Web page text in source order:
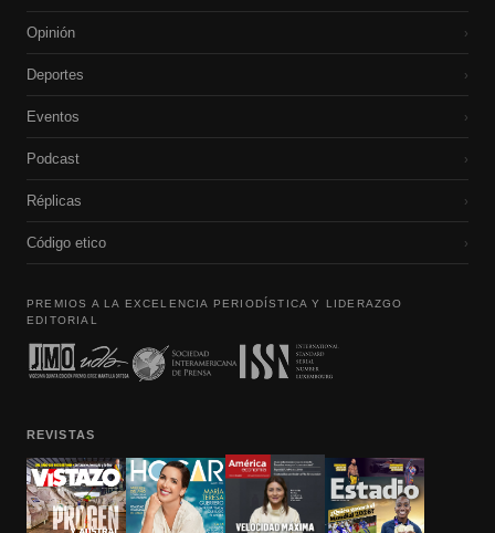
Opinión ›
Deportes ›
Eventos ›
Podcast ›
Réplicas ›
Código etico ›
PREMIOS A LA EXCELENCIA PERIODÍSTICA Y LIDERAZGO
EDITORIAL
REVISTAS